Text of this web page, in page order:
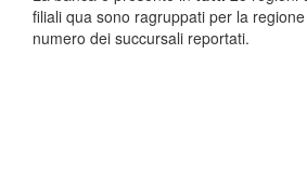
filiali qua sono ragruppati per la
numero dei succursali reportati.